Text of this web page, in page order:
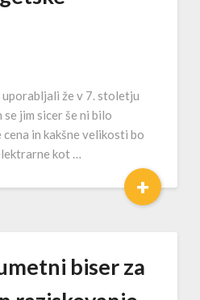
že v 7. stoletju
jim sicer še ni bilo
in kakšne velikosti bo
kot …
+
biser za